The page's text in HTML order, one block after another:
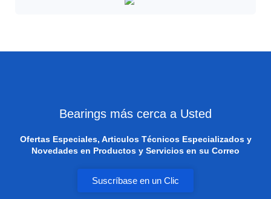
Bearings más cerca a Usted
Ofertas Especiales, Articulos Técnicos Especializados y
Novedades en Productos y Servicios en su Correo
Suscríbase en un Clic